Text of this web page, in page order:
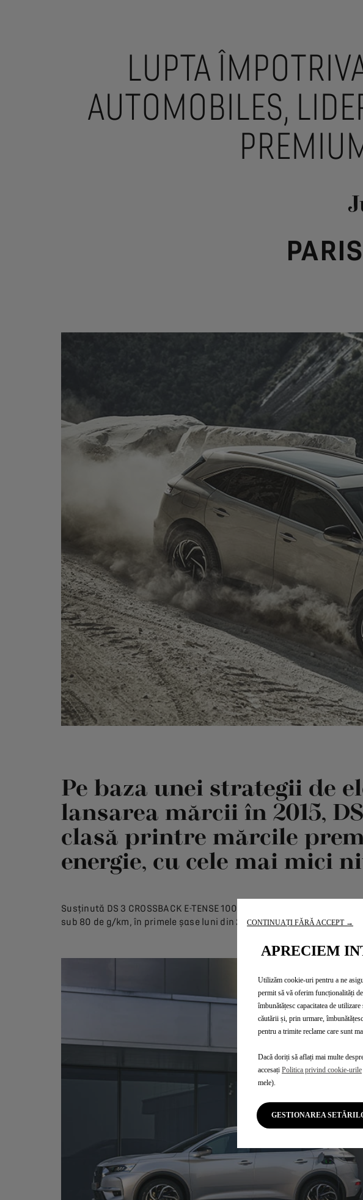
LUPTA
AUTOMOBILES,
Pe baza unei strategii de
lansarea mărcii în 2015,
clasă printre mărcile
energie, cu cele mai mici
Susținută DS 3 CROSSBACK E-TENSE 100% electric și modelelor
sub 80 de g/km, în primele șase luni din 2020.CONTINUAȚI FĂRĂ ACCEPT →
APRECIEM
Utilizăm cookie-uri pentru a ne
permit să vă oferim funcționalități
îmbunătățesc capacitatea de
căutării și, prin urmare,
pentru a trimite reclame care sunt
Dacă doriți să aflați mai multe
accesați Politica privind cookie-urile
mele).
GESTIONAREA